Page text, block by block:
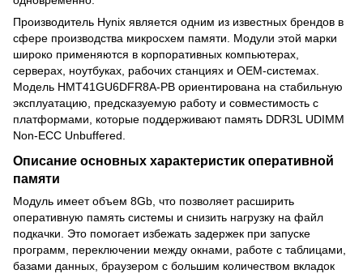
Производитель Hynix является одним из известных брендов в
сфере производства микросхем памяти. Модули этой марки
широко применяются в корпоративных компьютерах,
серверах, ноутбуках, рабочих станциях и OEM-системах.
Модель HMT41GU6DFR8A-PB ориентирована на стабильную
эксплуатацию, предсказуемую работу и совместимость с
платформами, которые поддерживают память DDR3L UDIMM
Non-ECC Unbuffered.
Описание основных характеристик оперативной
памяти
Модуль имеет объем 8Gb, что позволяет расширить
оперативную память системы и снизить нагрузку на файл
подкачки. Это помогает избежать задержек при запуске
программ, переключении между окнами, работе с таблицами,
базами данных, браузером с большим количеством вкладок